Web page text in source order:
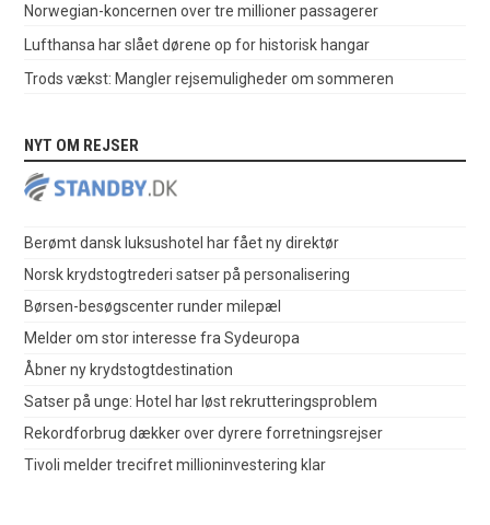
Norwegian-koncernen over tre millioner passagerer
Lufthansa har slået dørene op for historisk hangar
Trods vækst: Mangler rejsemuligheder om sommeren
NYT OM REJSER
Berømt dansk luksushotel har fået ny direktør
Norsk krydstogtrederi satser på personalisering
Børsen-besøgscenter runder milepæl
Melder om stor interesse fra Sydeuropa
Åbner ny krydstogtdestination
Satser på unge: Hotel har løst rekrutteringsproblem
Rekordforbrug dækker over dyrere forretningsrejser
Tivoli melder trecifret millioninvestering klar